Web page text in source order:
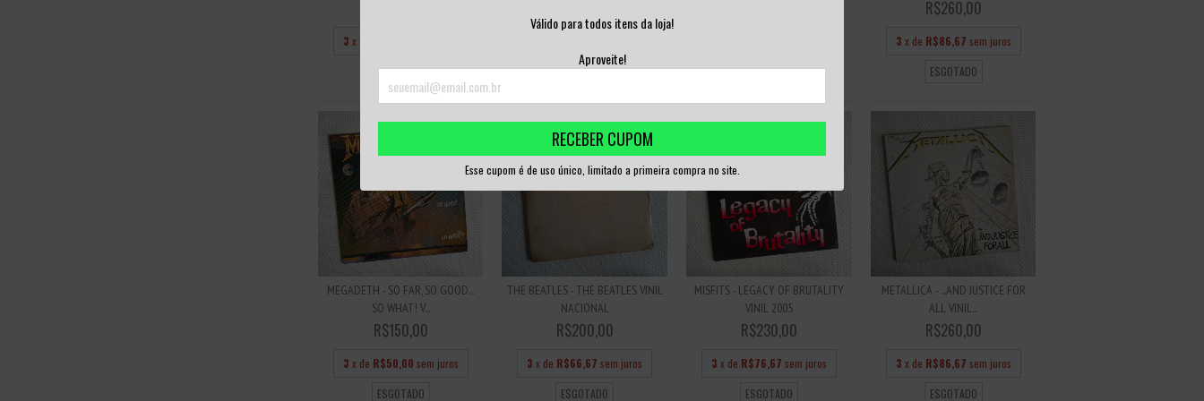
Válido para todos itens da loja!
Aproveite!
RECEBER CUPOM
Esse cupom é de uso único, limitado a primeira compra no site.
3 x de
ESGOTADO
ESGOTADO
ESGOTADO
R$260,00
3 x de R$86,67 sem juros
ESGOTADO
MEGADETH - SO FAR, SO GOOD...
SO WHAT! V...
R$150,00
3 x de R$50,00 sem juros
ESGOTADO
THE BEATLES - THE BEATLES VINIL
NACIONAL
R$200,00
3 x de R$66,67 sem juros
ESGOTADO
MISFITS - LEGACY OF BRUTALITY
VINIL 2005
R$230,00
3 x de R$76,67 sem juros
ESGOTADO
METALLICA - ...AND JUSTICE FOR
ALL VINIL...
R$260,00
3 x de R$86,67 sem juros
ESGOTADO